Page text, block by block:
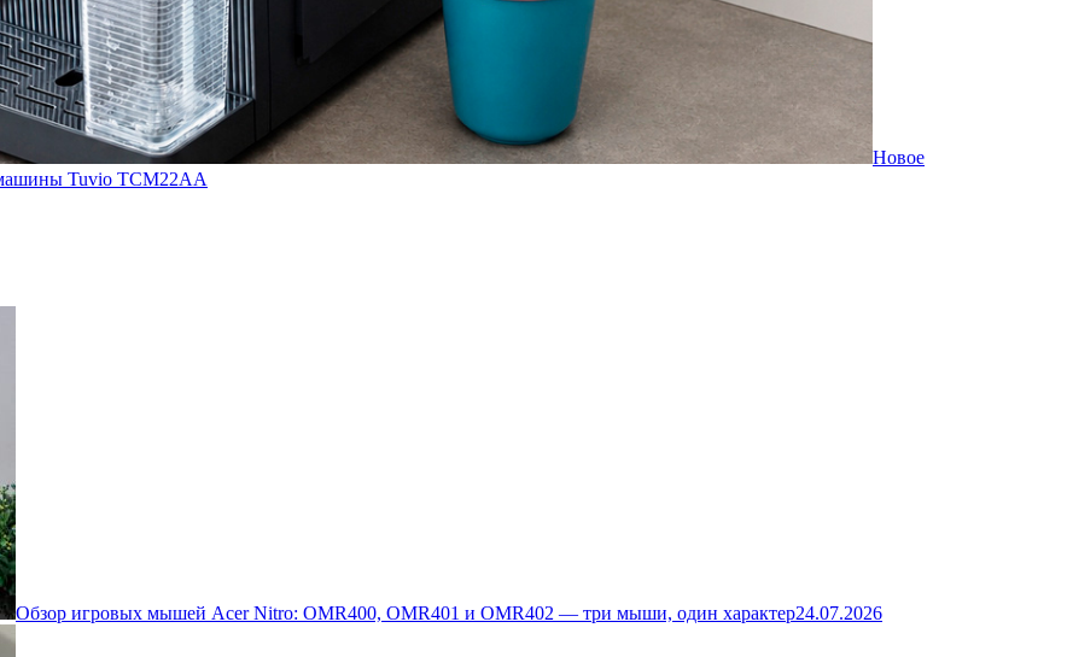
Новое
Tuvio TCM22AA
Обзор игровых мышей Acer Nitro: OMR400, OMR401 и OMR402 — три мыши, один характер24.07.2026